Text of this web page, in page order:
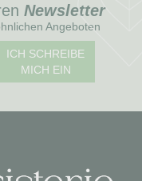
Newsletter
Angeboten
ICH SCHREIBE
MICH EIN